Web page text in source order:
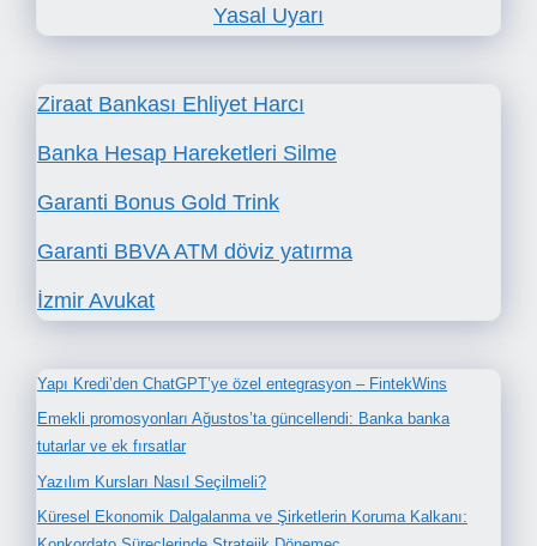
Yasal Uyarı
Ziraat Bankası Ehliyet Harcı
Banka Hesap Hareketleri Silme
Garanti Bonus Gold Trink
Garanti BBVA ATM döviz yatırma
İzmir Avukat
Yapı Kredi’den ChatGPT’ye özel entegrasyon – FintekWins
Emekli promosyonları Ağustos’ta güncellendi: Banka banka
tutarlar ve ek fırsatlar
Yazılım Kursları Nasıl Seçilmeli?
Küresel Ekonomik Dalgalanma ve Şirketlerin Koruma Kalkanı: